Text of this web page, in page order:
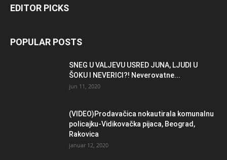
EDITOR PICKS
POPULAR POSTS
SNEG U VALJEVU USRED JUNA, LJUDI U
ŠOKU I NEVERICI?! Neverovatne...
jun 11, 2020
(VIDEO)Prodavačica nokautirala komunalnu
policajku-Vidikovačka pijaca, Beograd,
Rakovica
januar 12, 2020